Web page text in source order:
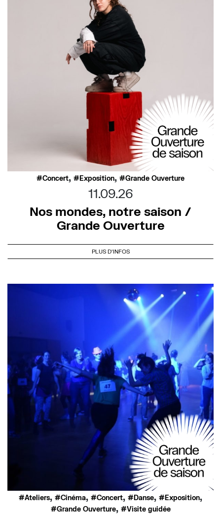
Concert, Exposition, Grande Ouverture
11.09.26
Nos mondes, notre saison /
Grande Ouverture
PLUS D'INFOS
Ateliers, Cinéma, Concert, Danse, Exposition,
Grande Ouverture, Visite guidée